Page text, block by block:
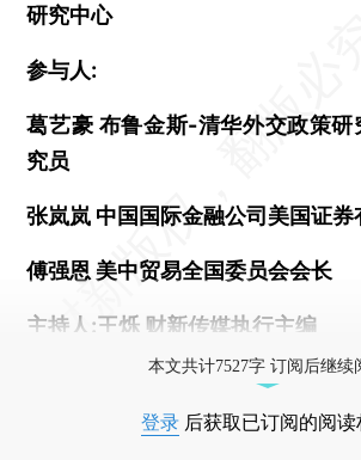
研究中心
参与人:
葛艺豪 布鲁金斯-清华外交政策研
究员
张岚岚 中国国际金融公司美国证
傅强恩 美中贸易全国委员会会长
主持人:王烁 财新传媒执行主编
本文共计7527字 订阅后继续
登录 后获取已订阅的阅读